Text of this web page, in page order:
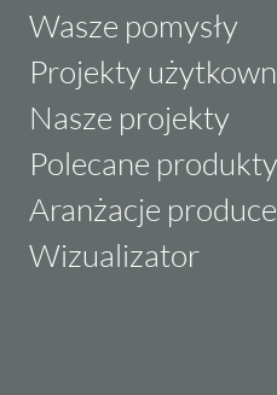
Wasze pomysły
Projekty
Nasze projekty
Polecane produkty
Aranżacje
Wizualizator